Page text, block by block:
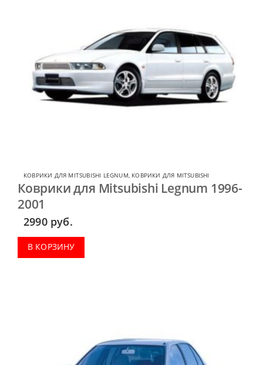
КОВРИКИ ДЛЯ MITSUBISHI LEGNUM, КОВРИКИ ДЛЯ MITSUBISHI
Коврики для Mitsubishi Legnum 1996-
2001
2990 руб.
В КОРЗИНУ